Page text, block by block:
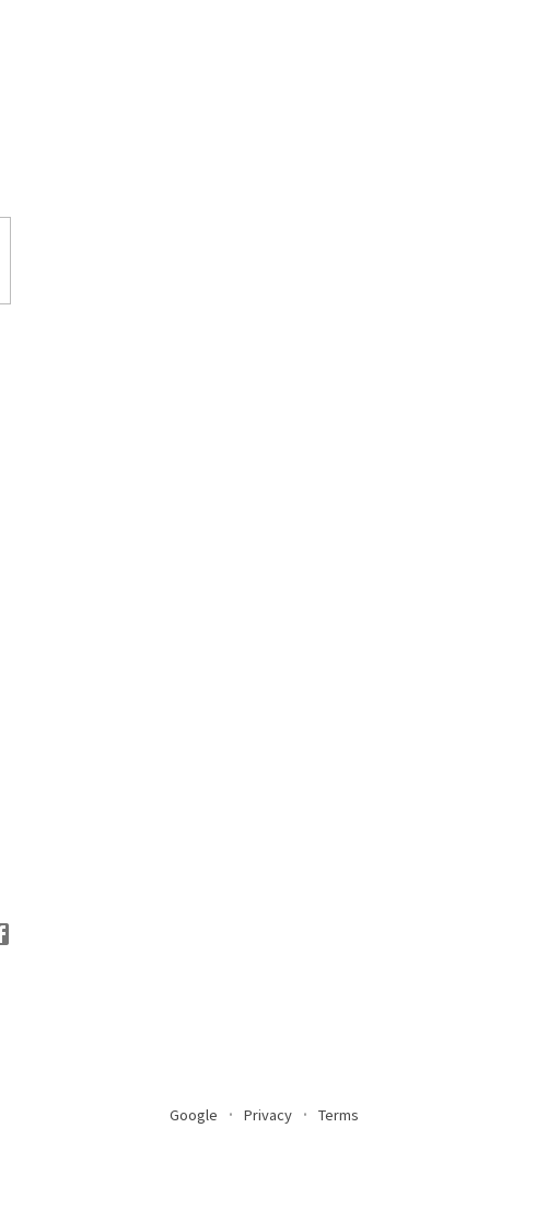
Google Privacy Terms